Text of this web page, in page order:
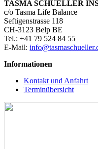
TASMA SCHUELLER
c/o Tasma Life Balance
Seftigenstrasse 118
CH-3123 Belp BE
Tel.: +41 79 524 84 55
E-Mail:
Informationen
Kontakt und Anfahrt
Terminübersicht